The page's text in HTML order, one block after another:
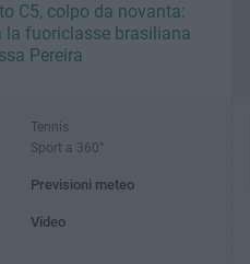
C5, colpo da novanta:
la fuoriclasse brasiliana
Pereira
Tennis
Sport a 360°
Previsioni meteo
Video